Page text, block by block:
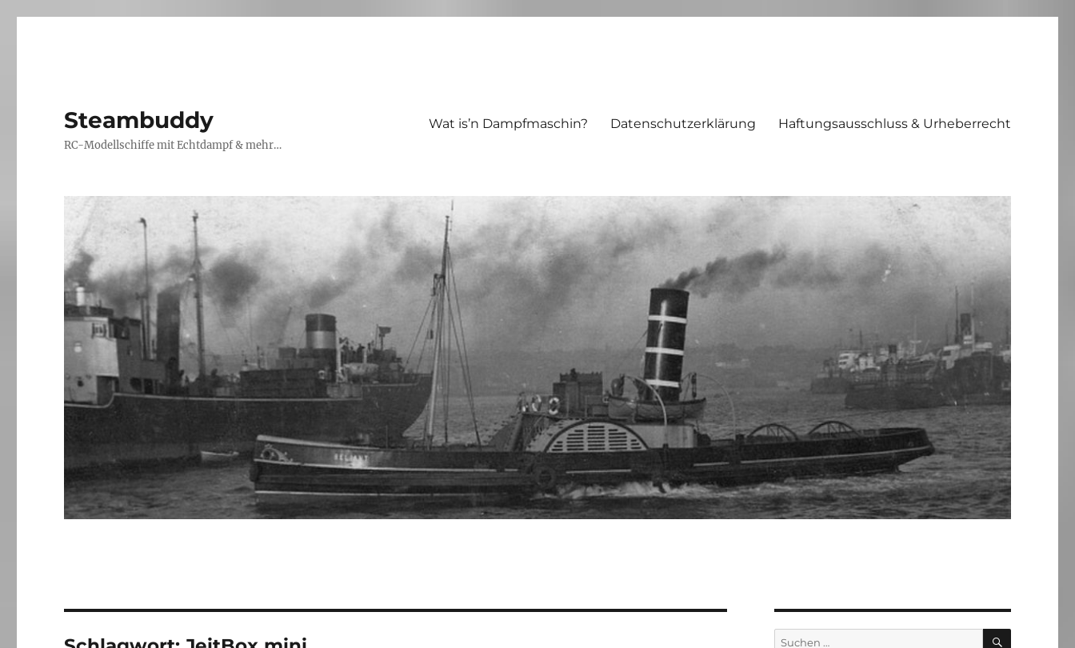
Steambuddy
RC-Modellschiffe mit Echtdampf & mehr…
Wat is’n Dampfmaschin? Datenschutzerklärung Haftungsausschluss & Urheberrecht
Suchen
SUCHEN